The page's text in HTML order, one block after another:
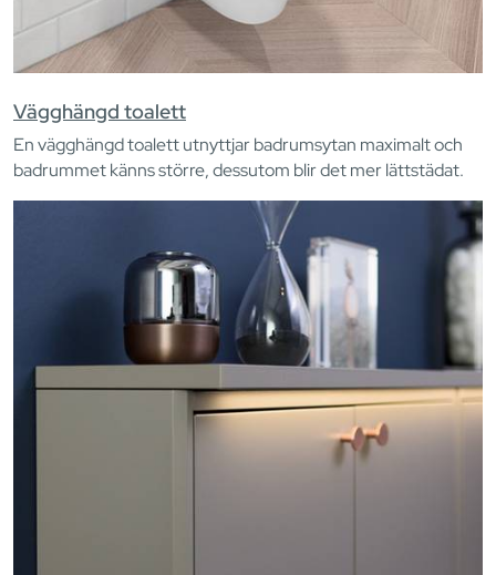
Vägghängd toalett
En vägghängd toalett utnyttjar badrumsytan maximalt och
badrummet känns större, dessutom blir det mer lättstädat.